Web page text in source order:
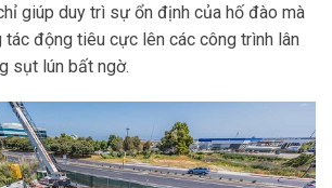
giúp duy trì sự ổn định của hố đào mà
tác động tiêu cực lên các công trình lân
sụt lún bất ngờ.